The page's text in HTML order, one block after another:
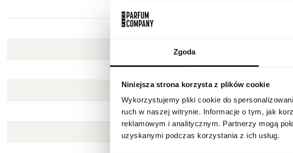
Zgoda
Niniejsza strona korzysta z plików cookie
Wykorzystujemy pliki cookie do
ruch w naszej witrynie. Informacje o tym, jak
reklamowym i analitycznym. Partnerzy mogą
uzyskanymi podczas korzystania z ich usług.
Stan
Stan
Lokalizacja
Polska
Język